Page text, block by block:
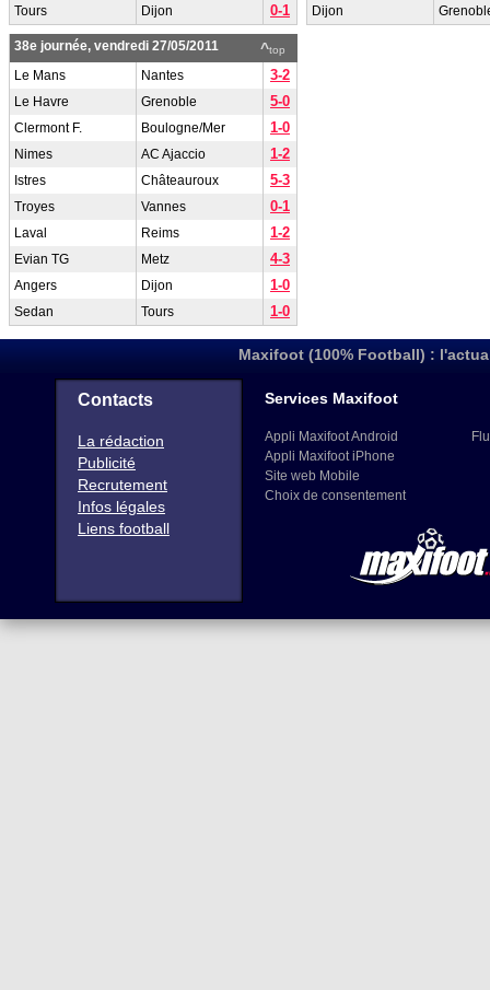
Tours Dijon 0-1
Dijon
^top
38e journée, vendredi 27/05/2011
Le Mans
Nantes 3-2
Le Havre Grenoble 5-0
Clermont F. Boulogne/Mer 1-0
Nimes AC Ajaccio 1-2
Istres Châteauroux 5-3
Troyes Vannes 0-1
Laval Reims 1-2
Evian TG Metz 4-3
Angers Dijon 1-0
Sedan Tours 1-0
Maxifoot (100% Football) :
Contacts
La rédaction
Publicité
Recrutement
Infos légales
Liens football
Services Maxifoot
Appli Maxifoot Android
Appli Maxifoot iPhone
Site web Mobile
Choix de consentement